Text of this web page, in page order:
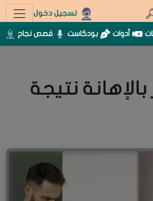
تسجيل دخول
أدوات بودكاست قصص نجاح
نتيجة